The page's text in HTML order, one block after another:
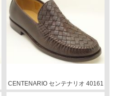
CENTENARIO センテナリオ 40161